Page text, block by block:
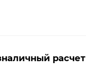
расчет